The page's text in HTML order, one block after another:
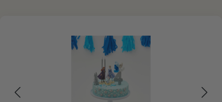
Bildergalerie überspringen